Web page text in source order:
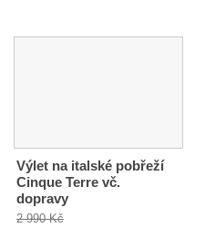
Výlet na italské pobřeží
Cinque Terre vč.
dopravy
2 990 Kč